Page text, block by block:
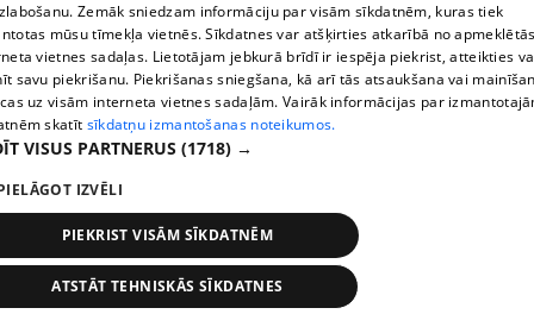
pirms 1 nedēļas, 2 dienām
Zemāk sniedzam informāciju par visām sīkdatnēm, kuras tiek
mūsu tīmekļa vietnēs. Sīkdatnes var atšķirties atkarībā no
vietnes sadaļas. Lietotājam jebkurā brīdī ir iespēja piekrist, atteikties
savu piekrišanu. Piekrišanas sniegšana, kā arī tās atsaukšana vai
uz visām interneta vietnes sadaļām. Vairāk informācijas par
skatīt sīkdatņu izmantošanas noteikumos.
VISUS PARTNERUS (1718) →
IZVĒLI
PIEKRIST VISĀM SĪKDATNĒM
ATSTĀT TEHNISKĀS SĪKDATNES